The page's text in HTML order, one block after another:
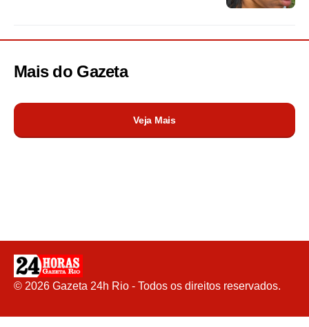
Mais do Gazeta
Veja Mais
© 2026 Gazeta 24h Rio - Todos os direitos reservados.